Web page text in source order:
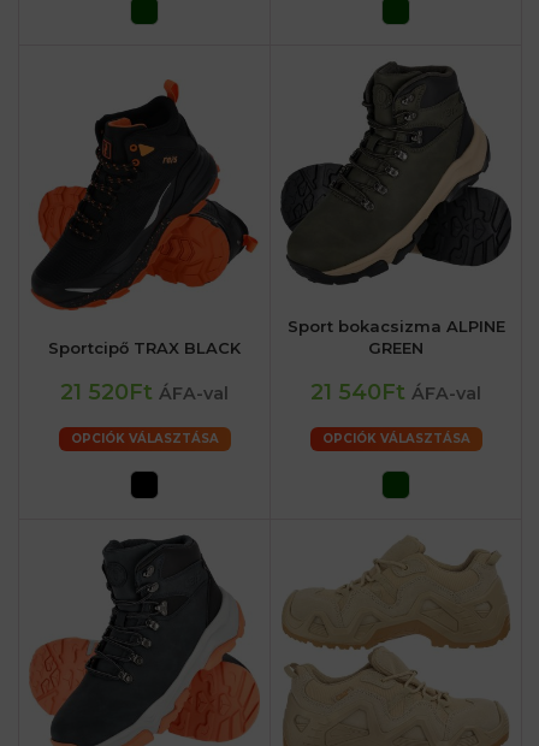
Sportcipő TRAX BLACK
21 520Ft ÁFA-val
OPCIÓK VÁLASZTÁSA
Sport bokacsizma ALPINE
GREEN
21 540Ft ÁFA-val
OPCIÓK VÁLASZTÁSA